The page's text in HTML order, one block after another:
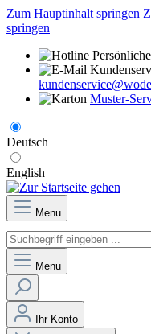
Zum Hauptinhalt springen
springen
Muster-
Deutsch
English
Menu
Menu
Ihr Konto